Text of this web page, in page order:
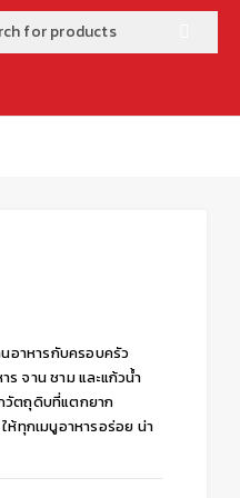
อาหารกับครอบครัว
จาน ชาม และแก้วน้ำ
วัตถุดิบที่แตกยาก
ห้ทุกเมนูอาหารอร่อย น่า